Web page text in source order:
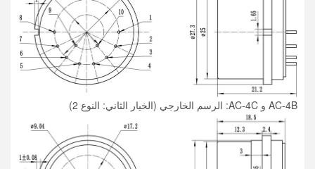
AC-4B و AC-4C: الرسم الخارجي (الخيار الثاني: النوع 2)